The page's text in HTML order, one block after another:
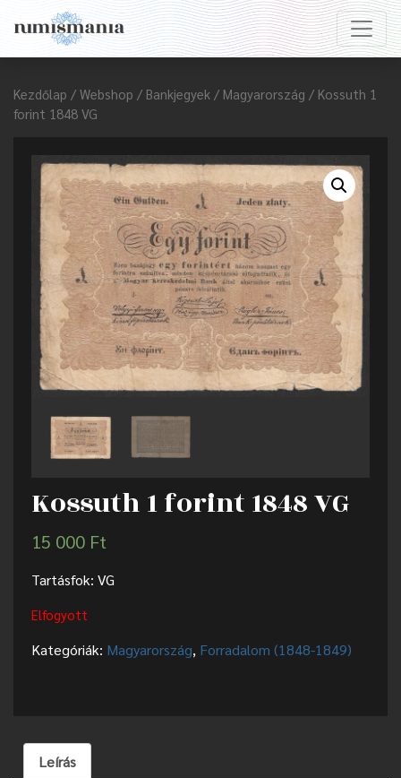
Kezdőlap / Webshop / Bankjegyek / Magyarország / Kossuth 1
forint 1848 VG
Kossuth 1 forint 1848 VG
15 000 Ft
Tartásfok: VG
Elfogyott
Kategóriák: Magyarország, Forradalom (1848-1849)
Leírás